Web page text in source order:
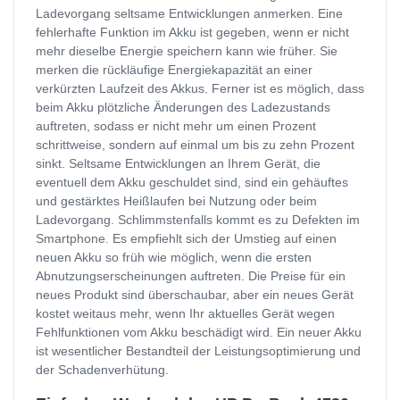
Ladevorgang seltsame Entwicklungen anmerken. Eine
fehlerhafte Funktion im Akku ist gegeben, wenn er nicht
mehr dieselbe Energie speichern kann wie früher. Sie
merken die rückläufige Energiekapazität an einer
verkürzten Laufzeit des Akkus. Ferner ist es möglich, dass
beim Akku plötzliche Änderungen des Ladezustands
auftreten, sodass er nicht mehr um einen Prozent
schrittweise, sondern auf einmal um bis zu zehn Prozent
sinkt. Seltsame Entwicklungen an Ihrem Gerät, die
eventuell dem Akku geschuldet sind, sind ein gehäuftes
und gestärktes Heißlaufen bei Nutzung oder beim
Ladevorgang. Schlimmstenfalls kommt es zu Defekten im
Smartphone. Es empfiehlt sich der Umstieg auf einen
neuen Akku so früh wie möglich, wenn die ersten
Abnutzungserscheinungen auftreten. Die Preise für ein
neues Produkt sind überschaubar, aber ein neues Gerät
kostet weitaus mehr, wenn Ihr aktuelles Gerät wegen
Fehlfunktionen vom Akku beschädigt wird. Ein neuer Akku
ist wesentlicher Bestandteil der Leistungsoptimierung und
der Schadenverhütung.